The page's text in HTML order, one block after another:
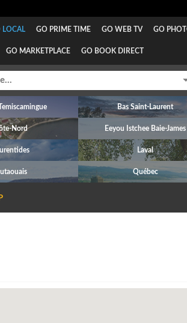
LOCAL GO PRIME TIME GO WEB TV GO
GO MARKETPLACE GO BOOK DIRECT
Bas Saint-Laurent
Nord Eeyou Istchee Baie-James
Laval
Québec